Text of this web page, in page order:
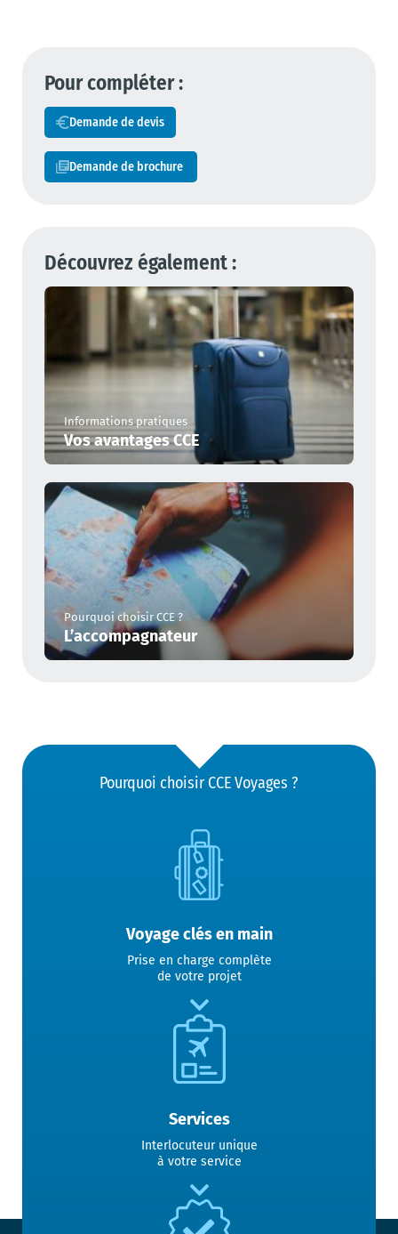
Pour compléter :
Demande de devis
Demande de brochure
Découvrez également :
Informations pratiques
Vos avantages CCE
Pourquoi choisir CCE ?
L’accompagnateur
Pourquoi choisir CCE Voyages ?
Voyage clés en main
Prise en charge complète
de votre projet
Services
Interlocuteur unique
à votre service